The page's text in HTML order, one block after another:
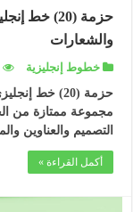
حزمة (20)
والشعارات
خطوط إنجليزية
حزمة (20) خط
مجموعة ممتازة من
التصميم والعناوين
أكمل القراءة »